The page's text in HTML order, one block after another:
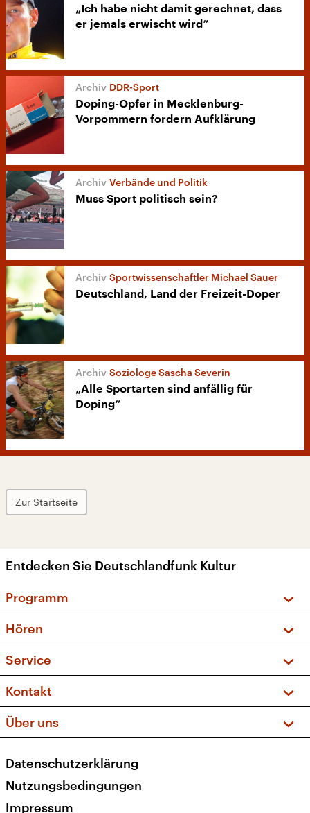
„Ich habe nicht damit gerechnet, dass
er jemals erwischt wird“
DDR-Sport
Doping-Opfer in Mecklenburg-
Vorpommern fordern Aufklärung
Verbände und Politik
Muss Sport politisch sein?
Sportwissenschaftler Michael Sauer
Deutschland, Land der Freizeit-Doper
Soziologe Sascha Severin
„Alle Sportarten sind anfällig für
Doping“
Zur Startseite
Entdecken Sie Deutschlandfunk Kultur
Programm
Sendungen und Podcasts
Musikliste
Kakadu – Das Kinderprogramm
Hören
Frequenzen (UKW + DAB+)
Service
FAQ
Apps
Newsletter
Kontakt
Social Media
Über uns
Presse
Karriere
Datenschutzerklärung
Nutzungsbedingungen
Impressum